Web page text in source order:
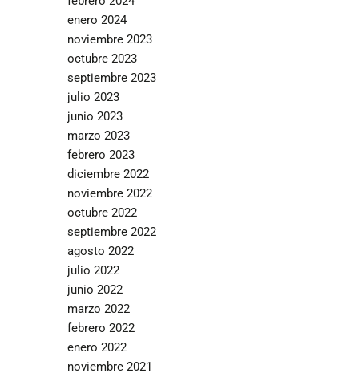
enero 2024
noviembre 2023
octubre 2023
septiembre 2023
julio 2023
junio 2023
marzo 2023
febrero 2023
diciembre 2022
noviembre 2022
octubre 2022
septiembre 2022
agosto 2022
julio 2022
junio 2022
marzo 2022
febrero 2022
enero 2022
noviembre 2021